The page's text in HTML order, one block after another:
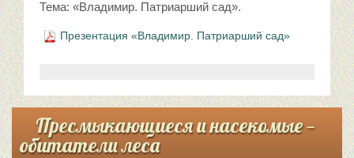
Тема: «Владимир. Патриарший сад».
Презентация «Владимир. Патриарший сад»
Пресмыкающиеся и насекомые —
обитатели леса